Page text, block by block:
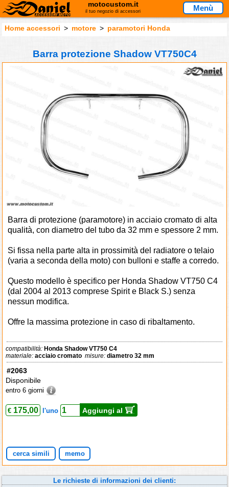
motocustom.it
il tuo negozio di accessori Menù
Home accessori > motore > paramotori Honda
Barra protezione Shadow VT750C4
Barra di protezione (paramotore) in acciaio cromato di alta
qualità, con diametro del tubo da 32 mm e spessore 2 mm.
Si fissa nella parte alta in prossimità del radiatore o telaio
(varia a seconda della moto) con bulloni e staffe a corredo.
Questo modello è specifico per Honda Shadow VT750 C4
(dal 2004 al 2013 comprese Spirit e Black S.) senza
nessun modifica.
Offre la massima protezione in caso di ribaltamento.
compatibilità: Honda Shadow VT750 C4
materiale:acciaio cromato misure:diametro 32 mm
#2063
Disponibile
entro 6 giorni
€ 175,00 l'uno Aggiungi al
cerca simili memo
Le richieste di informazioni dei clienti: